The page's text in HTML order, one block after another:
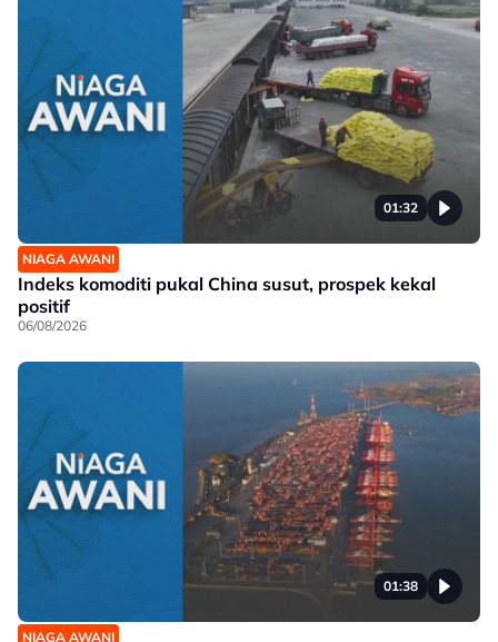
01:32
NIAGA AWANI
Indeks komoditi pukal China susut, prospek kekal
positif
06/08/2026
01:38
NIAGA AWANI